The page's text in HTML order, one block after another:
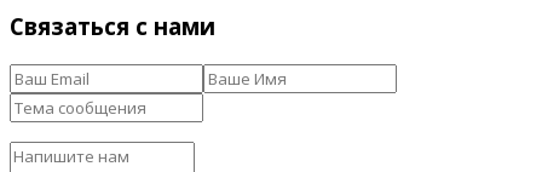
Связаться с нами